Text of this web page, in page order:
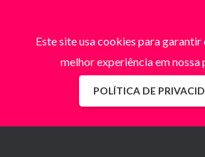
Este site usa cookies para garantir
melhor experiência em
POLÍTICA DE